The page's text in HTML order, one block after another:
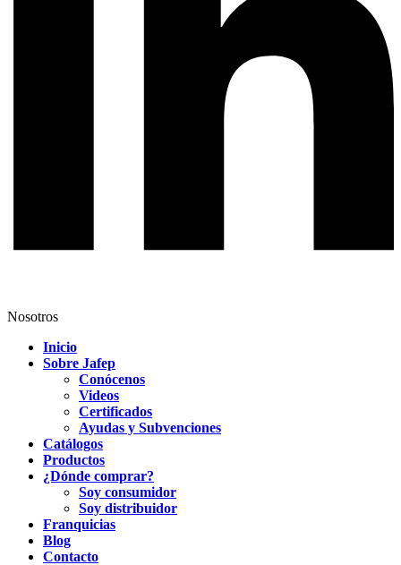
Nosotros
Inicio
Sobre Jafep
Conócenos
Videos
Certificados
Ayudas y Subvenciones
Catálogos
Productos
¿Dónde comprar?
Soy consumidor
Soy distribuidor
Franquicias
Blog
Contacto